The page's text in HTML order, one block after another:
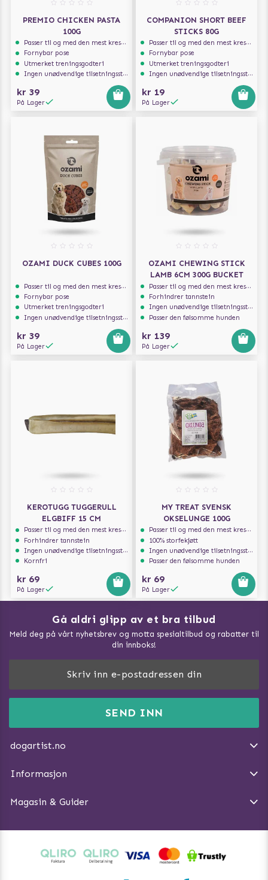
PREMIO CHICKEN PASTA
100G
Passer til og med den mest kresne hunden
Fornybar pose
Utmerket treningsgodteri
Ingen unødvendige tilsetningsstoffer
kr 39
På Lager
COMPANION SHORT BEEF
STICKS 80G
Passer til og med den mest kresne hunden
Fornybar pose
Utmerket treningsgodteri
Ingen unødvendige tilsetningsstoffer
kr 19
På Lager
OZAMI DUCK CUBES 100G
Passer til og med den mest kresne hunden
Fornybar pose
Utmerket treningsgodteri
Ingen unødvendige tilsetningsstoffer
kr 39
På Lager
OZAMI CHEWING STICK
LAMB 6CM 300G BUCKET
Passer til og med den mest kresne hunden
Forhindrer tannstein
Ingen unødvendige tilsetningsstoffer
Passer den følsomme hunden
kr 139
På Lager
KEROTUGG TUGGERULL
ELGBIFF 15 CM
Passer til og med den mest kresne hunden
Forhindrer tannstein
Ingen unødvendige tilsetningsstoffer
Kornfri
kr 69
På Lager
MY TREAT SVENSK
OKSELUNGE 100G
Passer til og med den mest kresne hunden
100% storfekjøtt
Ingen unødvendige tilsetningsstoffer
Passer den følsomme hunden
kr 69
På Lager
Gå aldri glipp av et bra tilbud
Meld deg på vårt nyhetsbrev og motta spesialtilbud og rabatter til
din innboks!
SEND INN
dogartist.no
Dogartist.no eies og driftes av Purefun Org. nr: 918582711
E-post: info@doggie.no
Informasjon
Angre avtalen
Magasin & Guider
Slik måler du din hund
Tren Nose Work hjemme